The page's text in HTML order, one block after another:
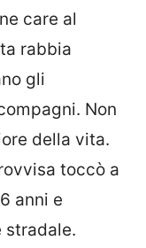
care al
rabbia
gli
Non
della vita.
toccò a
anni e
stradale.